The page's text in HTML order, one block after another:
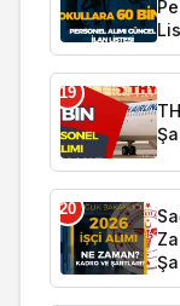
19
20